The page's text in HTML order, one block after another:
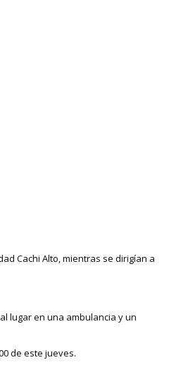
Cachi Alto, mientras se dirigían a
lugar en una ambulancia y un
de este jueves.